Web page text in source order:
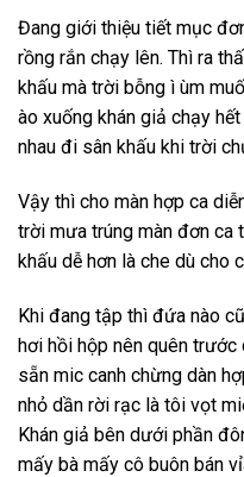
Đang giới thiệu tiết mục
rồng rắn chạy lên. Thì ra
khấu mà trời bỗng ì ùm
ào xuống khán giả chạy
nhau đi sân khấu khi trời
Vậy thì cho màn hợp ca
trời mưa trúng màn đơn ca
khấu dễ hơn là che dù cho
Khi đang tập thì đứa nào
hơi hồi hộp nên quên trước
sẵn mic canh chừng dàn
nhỏ dần rời rạc là tôi vọt
Khán giả bên dưới phần
mấy bà mấy cô buôn bán